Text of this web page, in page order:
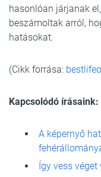
hasonlóan járjanak
beszámoltak arról,
hatásokat.
(Cikk forrása:
Kapcsolódó írásaink:
A képernyő
Így vess